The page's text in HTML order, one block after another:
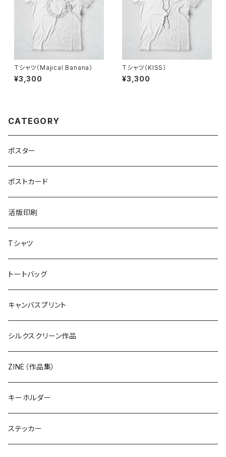
Tシャツ（Majical Banana）
¥3,300
Tシャツ（KISS）
¥3,300
CATEGORY
ポスター
ポストカード
活版印刷
Tシャツ
トートバッグ
キャンバスプリント
シルクスクリーン作品
ZINE（作品集）
キーホルダー
ステッカー